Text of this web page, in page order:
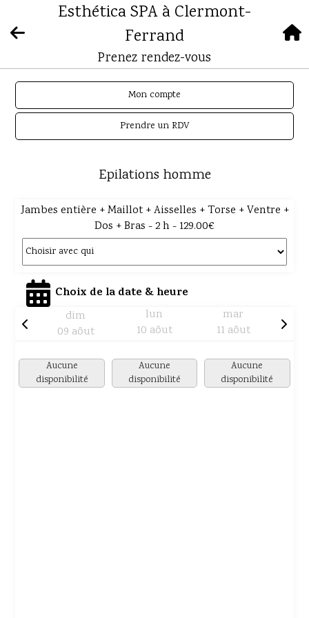
Esthética SPA à Clermont-
Ferrand
Prenez rendez-vous
Mon compte
Prendre un RDV
Epilations homme
Jambes entière + Maillot + Aisselles + Torse + Ventre +
Dos + Bras - 2 h - 129.00€
Choix de la date & heure
dim
09 aôut
lun
10 aôut
mar
11 aôut
Aucune
disponibilité
Aucune
disponibilité
Aucune
disponibilité